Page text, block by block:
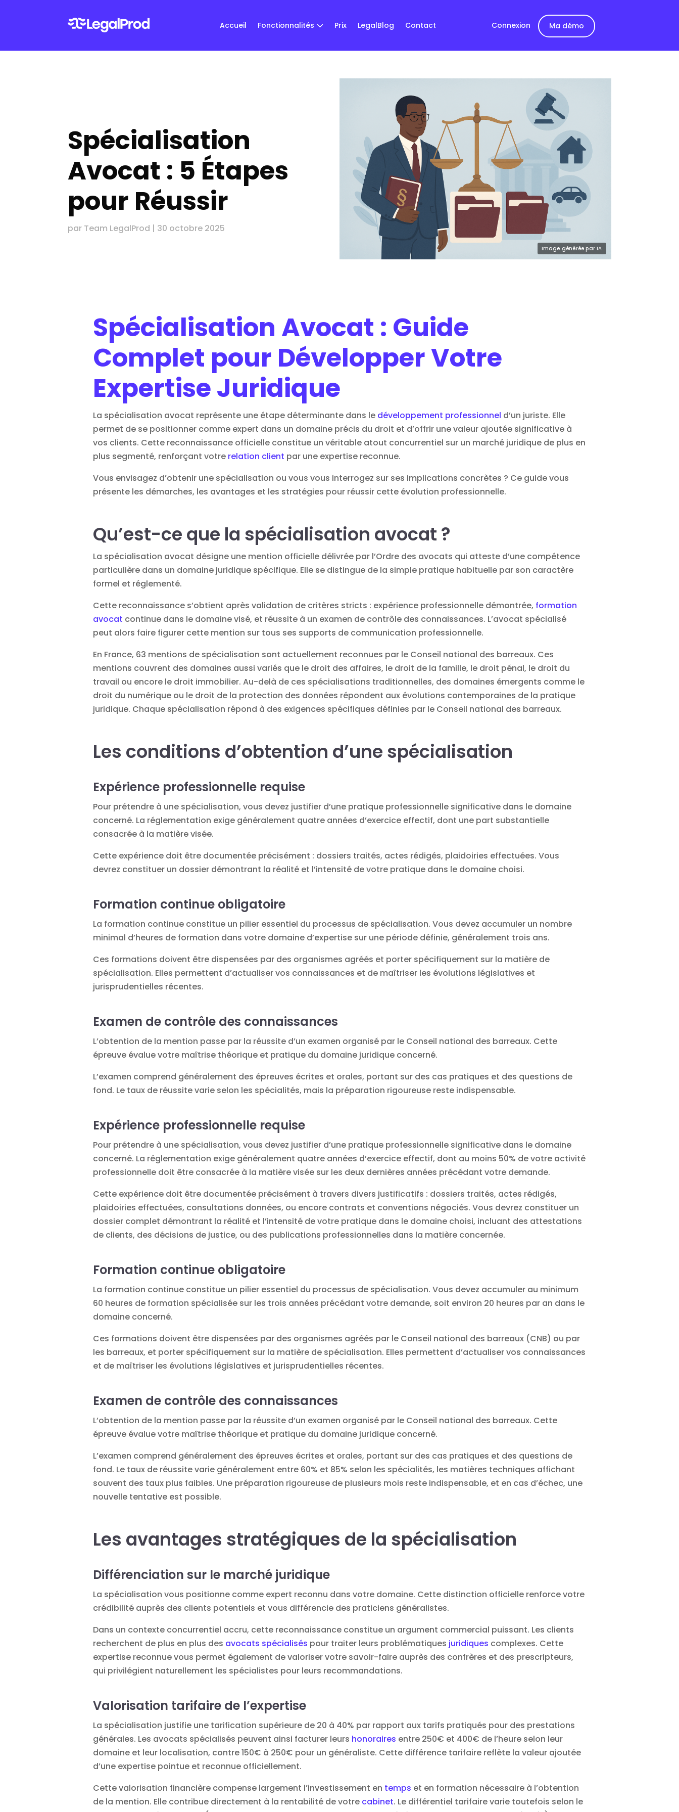
Accueil Fonctionnalités Prix LegalBlog Contact Connexion Ma démo
Spécialisation
Avocat : 5 Étapes
pour Réussir
par Team LegalProd | 30 octobre 2025
Spécialisation Avocat : Guide
Complet pour Développer Votre
Expertise Juridique
La spécialisation avocat représente une étape déterminante dans le développement professionnel d’un juriste. Elle
permet de se positionner comme expert dans un domaine précis du droit et d’offrir une valeur ajoutée significative à
vos clients. Cette reconnaissance officielle constitue un véritable atout concurrentiel sur un marché juridique de plus en
plus segmenté, renforçant votre relation client par une expertise reconnue.
Vous envisagez d’obtenir une spécialisation ou vous vous interrogez sur ses implications concrètes ? Ce guide vous
présente les démarches, les avantages et les stratégies pour réussir cette évolution professionnelle.
Qu’est-ce que la spécialisation avocat ?
La spécialisation avocat désigne une mention officielle délivrée par l’Ordre des avocats qui atteste d’une compétence
particulière dans un domaine juridique spécifique. Elle se distingue de la simple pratique habituelle par son caractère
formel et réglementé.
Cette reconnaissance s’obtient après validation de critères stricts : expérience professionnelle démontrée, formation
avocat continue dans le domaine visé, et réussite à un examen de contrôle des connaissances. L’avocat spécialisé
peut alors faire figurer cette mention sur tous ses supports de communication professionnelle.
En France, 63 mentions de spécialisation sont actuellement reconnues par le Conseil national des barreaux. Ces
mentions couvrent des domaines aussi variés que le droit des affaires, le droit de la famille, le droit pénal, le droit du
travail ou encore le droit immobilier. Au-delà de ces spécialisations traditionnelles, des domaines émergents comme le
droit du numérique ou le droit de la protection des données répondent aux évolutions contemporaines de la pratique
juridique. Chaque spécialisation répond à des exigences spécifiques définies par le Conseil national des barreaux.
Les conditions d’obtention d’une spécialisation
Expérience professionnelle requise
Pour prétendre à une spécialisation, vous devez justifier d’une pratique professionnelle significative dans le domaine
concerné. La réglementation exige généralement quatre années d’exercice effectif, dont une part substantielle
consacrée à la matière visée.
Cette expérience doit être documentée précisément : dossiers traités, actes rédigés, plaidoiries effectuées. Vous
devrez constituer un dossier démontrant la réalité et l’intensité de votre pratique dans le domaine choisi.
Formation continue obligatoire
La formation continue constitue un pilier essentiel du processus de spécialisation. Vous devez accumuler un nombre
minimal d’heures de formation dans votre domaine d’expertise sur une période définie, généralement trois ans.
Ces formations doivent être dispensées par des organismes agréés et porter spécifiquement sur la matière de
spécialisation. Elles permettent d’actualiser vos connaissances et de maîtriser les évolutions législatives et
jurisprudentielles récentes.
Examen de contrôle des connaissances
L’obtention de la mention passe par la réussite d’un examen organisé par le Conseil national des barreaux. Cette
épreuve évalue votre maîtrise théorique et pratique du domaine juridique concerné.
L’examen comprend généralement des épreuves écrites et orales, portant sur des cas pratiques et des questions de
fond. Le taux de réussite varie selon les spécialités, mais la préparation rigoureuse reste indispensable.
Expérience professionnelle requise
Pour prétendre à une spécialisation, vous devez justifier d’une pratique professionnelle significative dans le domaine
concerné. La réglementation exige généralement quatre années d’exercice effectif, dont au moins 50% de votre activité
professionnelle doit être consacrée à la matière visée sur les deux dernières années précédant votre demande.
Cette expérience doit être documentée précisément à travers divers justificatifs : dossiers traités, actes rédigés,
plaidoiries effectuées, consultations données, ou encore contrats et conventions négociés. Vous devrez constituer un
dossier complet démontrant la réalité et l’intensité de votre pratique dans le domaine choisi, incluant des attestations
de clients, des décisions de justice, ou des publications professionnelles dans la matière concernée.
Formation continue obligatoire
La formation continue constitue un pilier essentiel du processus de spécialisation. Vous devez accumuler au minimum
60 heures de formation spécialisée sur les trois années précédant votre demande, soit environ 20 heures par an dans le
domaine concerné.
Ces formations doivent être dispensées par des organismes agréés par le Conseil national des barreaux (CNB) ou par
les barreaux, et porter spécifiquement sur la matière de spécialisation. Elles permettent d’actualiser vos connaissances
et de maîtriser les évolutions législatives et jurisprudentielles récentes.
Examen de contrôle des connaissances
L’obtention de la mention passe par la réussite d’un examen organisé par le Conseil national des barreaux. Cette
épreuve évalue votre maîtrise théorique et pratique du domaine juridique concerné.
L’examen comprend généralement des épreuves écrites et orales, portant sur des cas pratiques et des questions de
fond. Le taux de réussite varie généralement entre 60% et 85% selon les spécialités, les matières techniques affichant
souvent des taux plus faibles. Une préparation rigoureuse de plusieurs mois reste indispensable, et en cas d’échec, une
nouvelle tentative est possible.
Les avantages stratégiques de la spécialisation
Différenciation sur le marché juridique
La spécialisation vous positionne comme expert reconnu dans votre domaine. Cette distinction officielle renforce votre
crédibilité auprès des clients potentiels et vous différencie des praticiens généralistes.
Dans un contexte concurrentiel accru, cette reconnaissance constitue un argument commercial puissant. Les clients
recherchent de plus en plus des avocats spécialisés pour traiter leurs problématiques juridiques complexes. Cette
expertise reconnue vous permet également de valoriser votre savoir-faire auprès des confrères et des prescripteurs,
qui privilégient naturellement les spécialistes pour leurs recommandations.
Valorisation tarifaire de l’expertise
La spécialisation justifie une tarification supérieure de 20 à 40% par rapport aux tarifs pratiqués pour des prestations
générales. Les avocats spécialisés peuvent ainsi facturer leurs honoraires entre 250€ et 400€ de l’heure selon leur
domaine et leur localisation, contre 150€ à 250€ pour un généraliste. Cette différence tarifaire reflète la valeur ajoutée
d’une expertise pointue et reconnue officiellement.
Cette valorisation financière compense largement l’investissement en temps et en formation nécessaire à l’obtention
de la mention. Elle contribue directement à la rentabilité de votre cabinet. Le différentiel tarifaire varie toutefois selon le